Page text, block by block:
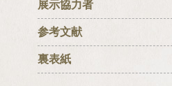
展示協力者
参考文献
裏表紙